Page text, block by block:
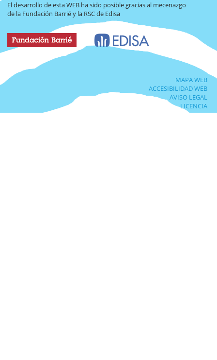
El desarrollo de esta WEB ha sido posible gracias al mecenazgo
de la Fundación Barrié y la RSC de Edisa
MAPA WEB
ACCESIBILIDAD WEB
AVISO LEGAL
LICENCIA